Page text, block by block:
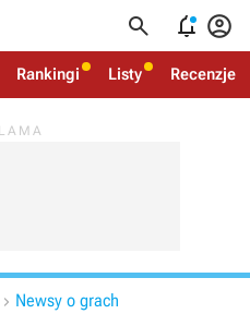
  
Rankingi Listy Recenzje
 Newsy o grach